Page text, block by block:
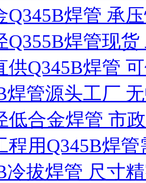
Q345B焊管 承
Q355B焊管现
供Q345B焊管
焊管源头工厂
低合金焊管 市
程用Q345B焊
冷拔焊管 尺寸